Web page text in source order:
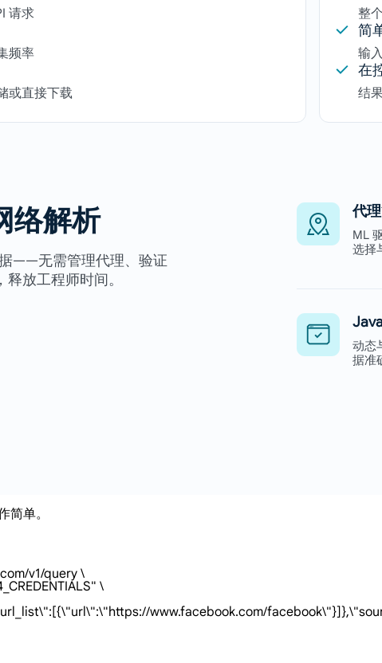
请求
频率
或直接下载
整
简
输
在
结
络解析
——无需管理代理、验证
放工程师时间。
代
ML
选择
动态
据准
简单。
v1/query \
\
www.facebook.com/